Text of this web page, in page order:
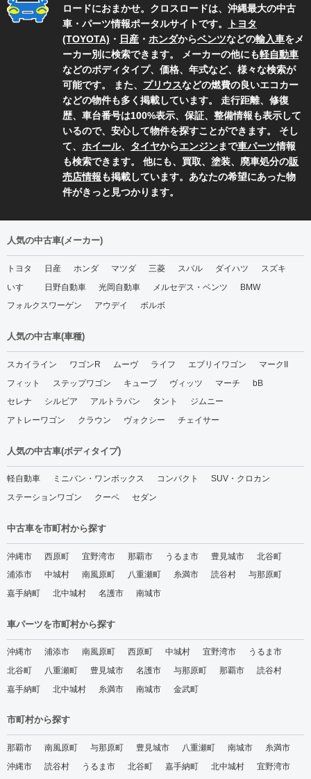
ロードにおまかせ。クロスロードは、沖縄最大の中古
車・パーツ情報ポータルサイトです。
トヨタ
(TOYOTA) ・ 日産 ・ ホンダからベンツなどの輸入車をメ
ーカー別に検索できます。 メーカーの他にも軽自動車
などのボディタイプ、価格、年式など、様々な検索が
可能です。 また、 プリウスなどの燃費の良いエコカー
などの物件も多く掲載しています。 走行距離、修復
歴、車台番号は100%表示、保証、整備情報も表示して
いるので、安心して物件を探すことができます。 そし
て、 ホイール、 タイヤからエンジンまで車パーツ情報
も検索できます。 他にも、買取、塗装、廃車処分の販
売店情報も掲載しています。あなたの希望にあった物
件がきっと見つかります。
人気の中古車(メーカー)
トヨタ 日産 ホンダ マツダ 三菱 スバル ダイハツ
スズキ
いすゞ
日野自動車 光岡自動車 メルセデス・ベンツ
BMW
フォルクスワーゲン
アウデイ ボルボ
人気の中古車(車種)
スカイライン ワゴンR ムーヴ ライフ エブリイワゴン
マークII
フィット
ステップワゴン キューブ ヴィッツ マーチ
bB
セレナ
シルビア アルトラパン タント
ジムニー
アトレーワゴン
クラウン ヴォクシー チェイサー
人気の中古車(ボディタイプ)
軽自動車 ミニバン・ワンボックス コンパクト
SUV・クロカン
ステーションワゴン
クーペ セダン
中古車を市町村から探す
沖縄市 西原町 宜野湾市 那覇市 うるま市 豊見城市
北谷町
浦添市
中城村 南風原町 八重瀬町 糸満市 読谷村
与那原町
嘉手納町
北中城村 名護市 南城市
車パーツを市町村から探す
沖縄市 浦添市 南風原町 西原町 中城村 宜野湾市
うるま市
北谷町
八重瀬町 豊見城市 名護市 与那原町 那覇市
読谷村
嘉手納町
北中城村 糸満市 南城市 金武町
市町村から探す
那覇市 南風原町 与那原町 豊見城市 八重瀬町 南城市
糸満市
沖縄市
読谷村 うるま市 北谷町 嘉手納町 北中城村
宜野湾市